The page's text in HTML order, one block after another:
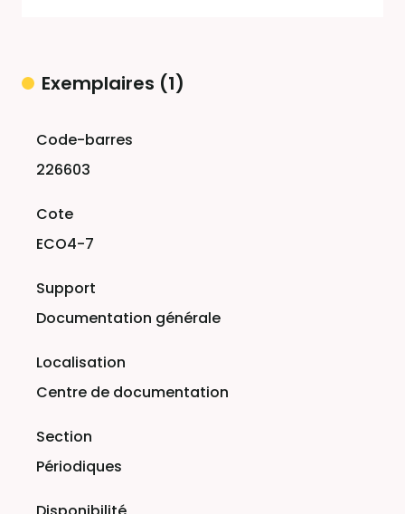
Exemplaires (1)
226603
ECO4-7
Documentation générale
Centre de documentation
Périodiques